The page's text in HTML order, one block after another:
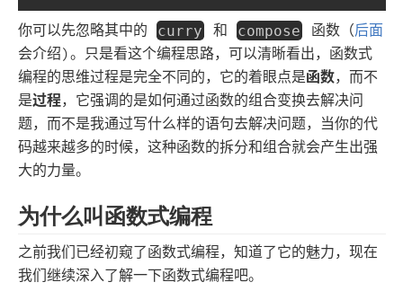
你可以先忽略其中的 curry和 compose函数（后面
会介绍)。只是看这个编程思路，可以清晰看出，函数式
编程的思维过程是完全不同的，它的着眼点是函数，而不
是过程，它强调的是如何通过函数的组合变换去解决问
题，而不是我通过写什么样的语句去解决问题，当你的代
码越来越多的时候，这种函数的拆分和组合就会产生出强
大的力量。
为什么叫函数式编程
之前我们已经初窥了函数式编程，知道了它的魅力，现在
我们继续深入了解一下函数式编程吧。